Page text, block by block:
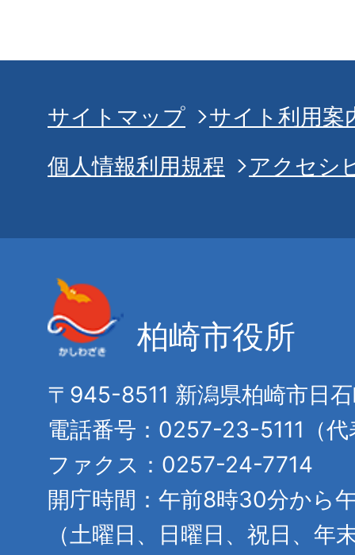
サイトマップ
サイト利用案
個人情報利用規程
アクセシ
柏崎市役所
〒945-8511 新潟県柏崎市日
電話番号：0257-23-5111（代
ファクス：0257-24-7714
開庁時間：午前8時30分から
（土曜日、日曜日、祝日、年